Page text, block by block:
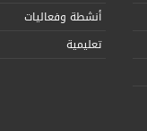
أنشطة وفعاليات
تعليمية